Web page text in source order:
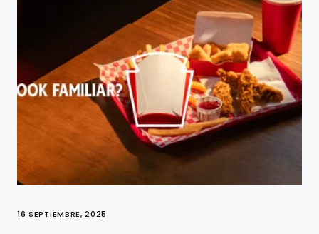
16 SEPTIEMBRE, 2025